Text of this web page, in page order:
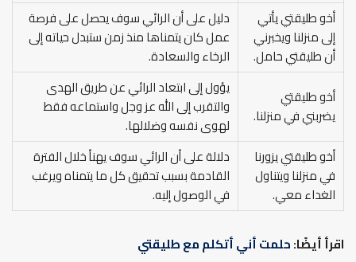
أخو طليقتي يأتي
إلى منزلنا ويخبرني
أن طليقتي حامل.
دليل على أن الرائي سوف يحصل على فرصة
عمل كان يتمناها منذ زمن ستبدل حياته إلى
الرخاء والسعادة.
أخو طليقتي
يضربني في منزلنا.
يؤول إلى ابتعاد الرائي عن طريق الهدى
والتقرب إلى الله عز وجل واستماعه فقط
لهوى نفسه وضلالها.
أخو طليقتي يزورنا
في منزلنا ويتناول
الغداء معي.
دلالة على أن الرائي سوف يهنأ خلال الفترة
القادمة بسبب تحقيق كل ما يتمناه ويرغب
في الوصول إليه.
اقرأ أيضًا:حلمت أني أتكلم مع طليقتي